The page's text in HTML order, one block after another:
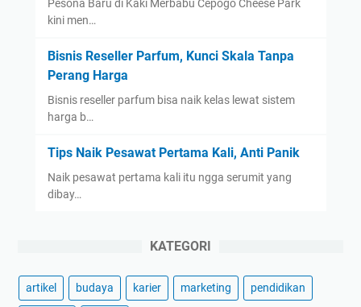
Pesona Baru di Kaki Merbabu Cepogo Cheese Park
kini men…
Bisnis Reseller Parfum, Kunci Skala Tanpa
Perang Harga
Bisnis reseller parfum bisa naik kelas lewat sistem
harga b…
Tips Naik Pesawat Pertama Kali, Anti Panik
Naik pesawat pertama kali itu ngga serumit yang
dibay…
KATEGORI
artikel budaya karier marketing pendidikan